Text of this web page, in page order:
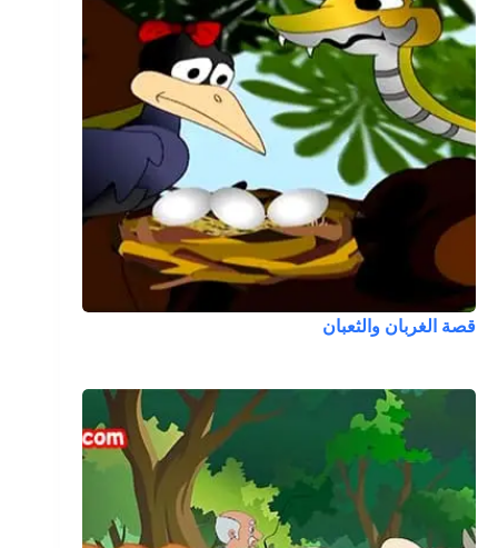
قصة الغربان والثعبان